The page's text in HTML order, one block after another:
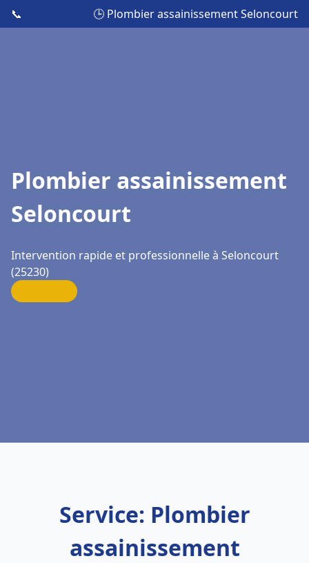
📞 🕒 Plombier assainissement Seloncourt
Plombier assainissement
Seloncourt
Intervention rapide et professionnelle à Seloncourt
(25230)
Service: Plombier
assainissement